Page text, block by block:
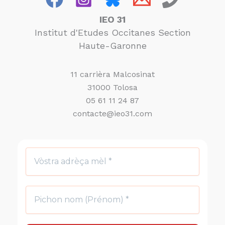
IEO 31
Institut d'Etudes Occitanes Section
Haute-Garonne
11 carrièra Malcosinat
31000 Tolosa
05 61 11 24 87
contacte@ieo31.com